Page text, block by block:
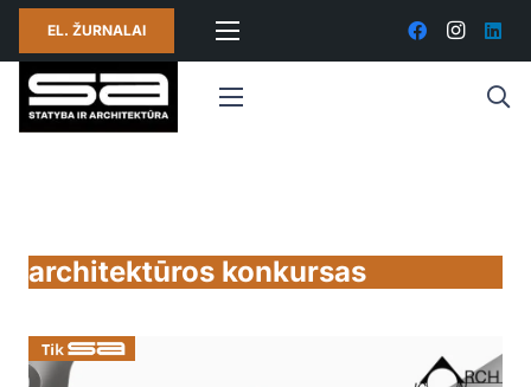
EL. ŽURNALAI
architektūros konkursas